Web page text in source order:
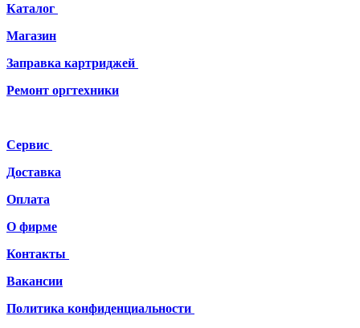
Каталог
Магазин
Заправка картриджей
Ремонт оргтехники
Сервис
Доставка
Оплата
О фирме
Контакты
Вакансии
Политика конфиденциальности